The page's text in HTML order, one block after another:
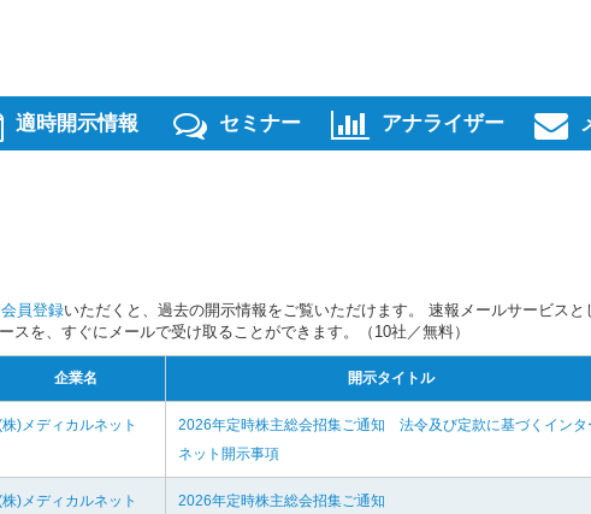
適時開示情報 セミナー アナライザー
会員登録いただくと、過去の開示情報をご覧いただけます。 速報メールサービスと
スを、すぐにメールで受け取ることができます。（10社／無料）
企業名 開示タイトル
)メディカルネット
2026年定時株主総会招集ご通知 法令及び定款に基づくインタ
ネット開示事項
)メディカルネット 2026年定時株主総会招集ご通知